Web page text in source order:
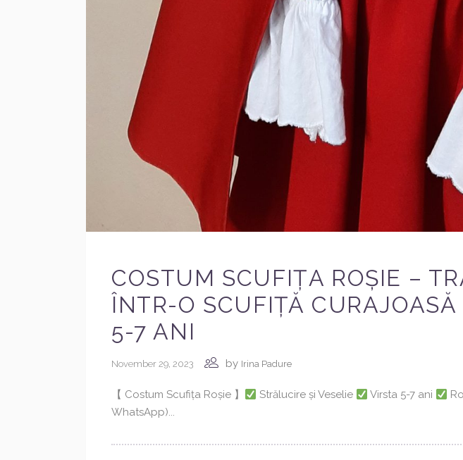
COSTUM SCUFIȚA ROȘIE –
ÎNTR-O SCUFIȚĂ
5-7 ANI
November 29, 2023 by Irina Padure
【 Costum Scufița Roșie 】 Strălucire și Veselie Virsta 5-7 ani
WhatsApp)...